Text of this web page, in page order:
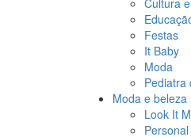
Cultura
Festas
It Baby
Moda
Pediatra
Moda e beleza
Look It